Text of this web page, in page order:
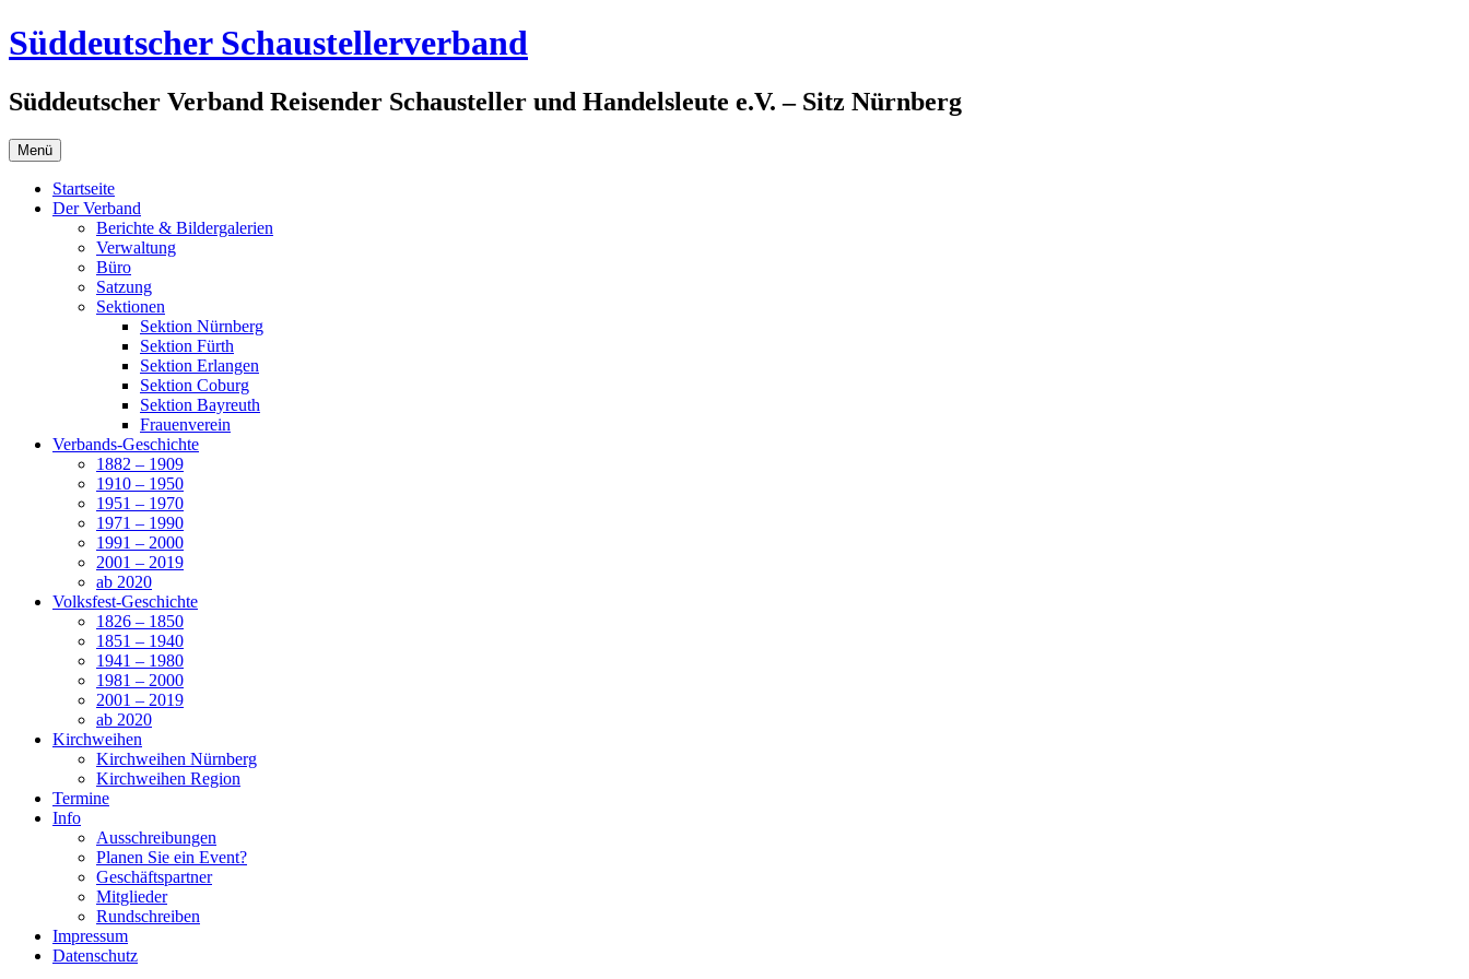
Zum
Inhalt
Süddeutscher Schaustellerverband
Süddeutscher Verband Reisender Schausteller und Handelsleute e.V. – Sitz Nürnberg
Menü
Startseite
Der Verband
Berichte & Bildergalerien
Verwaltung
Büro
Satzung
Sektionen
Sektion Nürnberg
Sektion Fürth
Sektion Erlangen
Sektion Coburg
Sektion Bayreuth
Frauenverein
Verbands-Geschichte
1882 – 1909
1910 – 1950
1951 – 1970
1971 – 1990
1991 – 2000
2001 – 2019
ab 2020
Volksfest-Geschichte
1826 – 1850
1851 – 1940
1941 – 1980
1981 – 2000
2001 – 2019
ab 2020
Kirchweihen
Kirchweihen Nürnberg
Kirchweihen Region
Termine
Info
Ausschreibungen
Planen Sie ein Event?
Geschäftspartner
Mitglieder
Rundschreiben
Impressum
Datenschutz